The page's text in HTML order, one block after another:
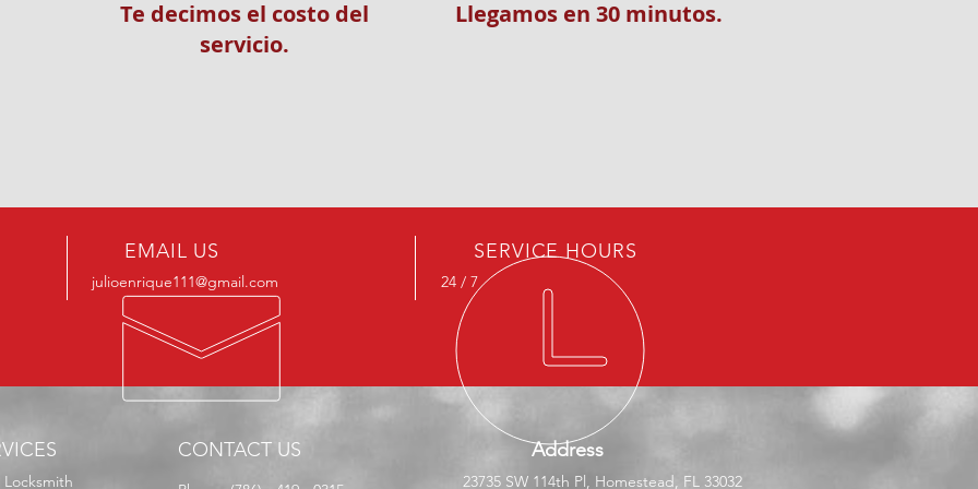
Te decimos el costo del
servicio.
Llegamos en 30 minutos.
EMAIL US
julioenrique111@gmail.com
SERVICE HOURS
24 / 7
CONTACT US
Locksmith
Address
23735 SW 114th Pl, Homestead, FL 33032